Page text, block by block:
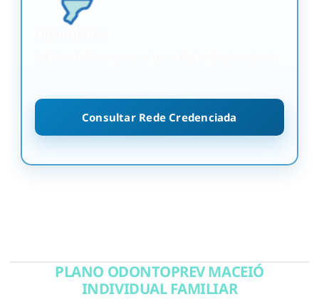
Consultar Rede Credenciada
PLANO ODONTOPREV MACEIÓ
INDIVIDUAL FAMILIAR